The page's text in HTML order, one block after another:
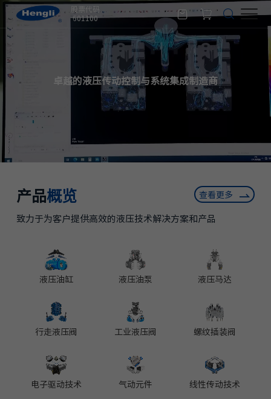
股票代码
601100
卓越的液压传动控制与系统集成制造商
产品概览
致力于为客户提供高效的液压技术解决方案和产品
查看更多
液压油缸 液压油泵 液压马达
行走液压阀 工业液压阀 螺纹插装阀
电子驱动技术 气动元件 线性传动技术